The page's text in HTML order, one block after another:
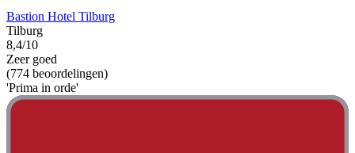
Bastion Hotel Tilburg
Tilburg
8,4/10
Zeer goed
(774 beoordelingen)
'Prima in orde'